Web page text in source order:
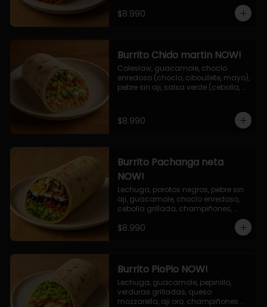
$8.990
Burrito Chido martin NOW!
Coleslaw, guacamole, choclo
enredoso (choclo, ciboullete, mayo),
pebre sin aji, salsa verde (cebolla,
$8.990
Burrito Pachanga neta
NOW!
Lechuga, porotos negros, pebre sin
aji, guacamole, choclo enredoso,
cebolla grillada, champiñones,
$8.990
Burrito PioPio NOW!
Lechuga, guacamole, pepinillo,
verduras grilladas, queso
mozzarella, aji oro, champiñones